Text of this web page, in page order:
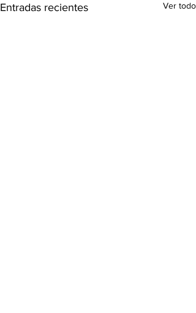
Entradas recientes Ver todo